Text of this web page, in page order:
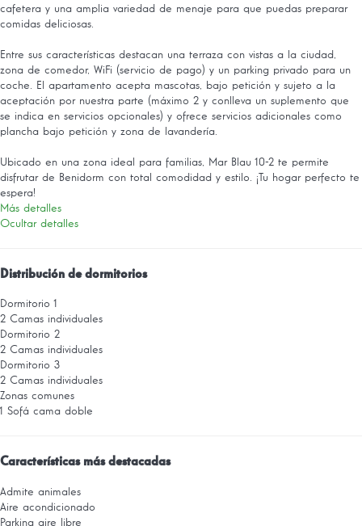
cafetera y una amplia variedad de menaje para que puedas preparar
comidas deliciosas.
Entre sus características destacan una terraza con vistas a la ciudad,
zona de comedor, WiFi (servicio de pago) y un parking privado para un
coche. El apartamento acepta mascotas, bajo petición y sujeto a la
aceptación por nuestra parte (máximo 2 y conlleva un suplemento que
se indica en servicios opcionales) y ofrece servicios adicionales como
plancha bajo petición y zona de lavandería.
Ubicado en una zona ideal para familias, Mar Blau 10-2 te permite
disfrutar de Benidorm con total comodidad y estilo. ¡Tu hogar perfecto te
espera!
Más detalles
Ocultar detalles
Distribución de dormitorios
Dormitorio 1
2 Camas individuales
Dormitorio 2
2 Camas individuales
Dormitorio 3
2 Camas individuales
Zonas comunes
1 Sofá cama doble
Características más destacadas
Admite animales
Aire acondicionado
Parking aire libre